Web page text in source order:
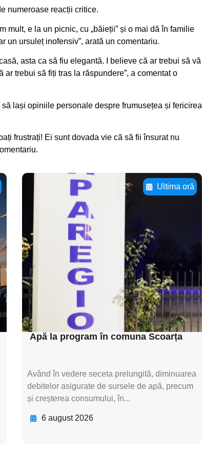
numeroase reacții critice.
mult, e la un picnic, cu „băieții” și o mai dă în familie
un ursuleț inofensiv”, arată un comentariu.
asta ca să fiu elegantă. I believe că ar trebui să vă
trebui să fiți tras la răspundere”, a comentat o
lași opiniile personale despre frumusețea și fericirea
frustrați! Ei sunt dovada vie că să fii însurat nu
Ultima oră
Adaugă aici textul
pentru
subtitluAdaugă aici
textul pentru
subtitluAdaugă aici
textul pentru
subtitluAdaugă aici
textul pentru subti
Apă la program în comuna Scoarța
Având în vedere seceta prelungită, diminuarea
debitelor asigurate de sursele de apă, precum
și creșterea consumului, în...
6 august 2026